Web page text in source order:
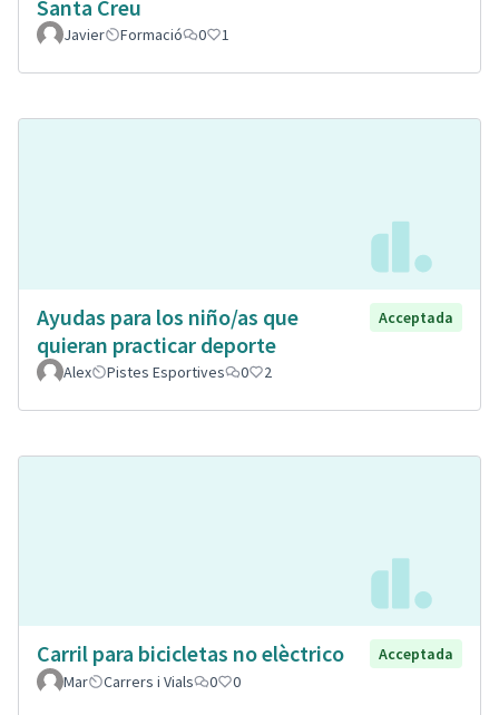
Santa Creu
Javier Formació 0 1
Ayudas para los niño/as que
quieran practicar deporte
Acceptada
Alex Pistes Esportives 0 2
Carril para bicicletas no elèctrico
Acceptada
Mar
Carrers i Vials 0 0